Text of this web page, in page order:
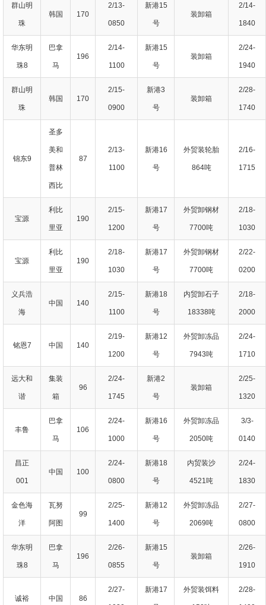
群山明
珠
韩国 170
2/13-
0850
新港15
号
装卸箱
2/14-
1840
华东明
珠8
巴拿
马
196
2/14-
1100
新港15
号
装卸箱
2/24-
1940
群山明
珠
韩国 170
2/15-
0900
新港3
号
装卸箱
2/28-
1740
锦东9
圣多
美和
普林
西比
87
2/13-
1100
新港16
号
外贸装轮胎
864吨
2/16-
1715
宝源
利比
里亚
190
2/15-
1200
新港17
号
外贸卸钢材
7700吨
2/18-
1030
宝源
利比
里亚
190
2/18-
1030
新港17
号
外贸卸钢材
7700吨
2/22-
0200
义兵浩
海
中国 140
2/15-
1100
新港18
号
内贸卸石子
18338吨
2/18-
2000
铭恩7 中国 140
2/19-
1200
新港12
号
外贸卸冻品
7943吨
2/24-
1710
远大和
谐
集装
箱
96
2/24-
1745
新港2
号
装卸箱
2/25-
1320
丰鲁
巴拿
马
106
2/24-
1000
新港16
号
外贸卸冻品
2050吨
3/3-
0140
昌正
001
中国 100
2/24-
0800
新港18
号
内贸装沙
4521吨
2/24-
1830
金色海
洋
瓦努
阿图
99
2/25-
1400
新港12
号
外贸卸冻品
2069吨
2/27-
0800
华东明
珠8
巴拿
马
196
2/26-
0855
新港15
号
装卸箱
2/26-
1910
诚裕 中国 86
2/27- 新港17 外贸装饵料 2/28-